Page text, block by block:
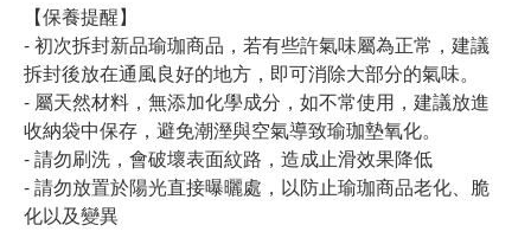
【保養提醒】
- 初次拆封新品瑜珈商品，若有些許氣味屬為正常，建議
拆封後放在通風良好的地方，即可消除大部分的氣味。
- 屬天然材料，無添加化學成分，如不常使用，建議放進
收納袋中保存，避免潮溼與空氣導致瑜珈墊氧化。
- 請勿刷洗，會破壞表面紋路，造成止滑效果降低
- 請勿放置於陽光直接曝曬處，以防止瑜珈商品老化、脆
化以及變異